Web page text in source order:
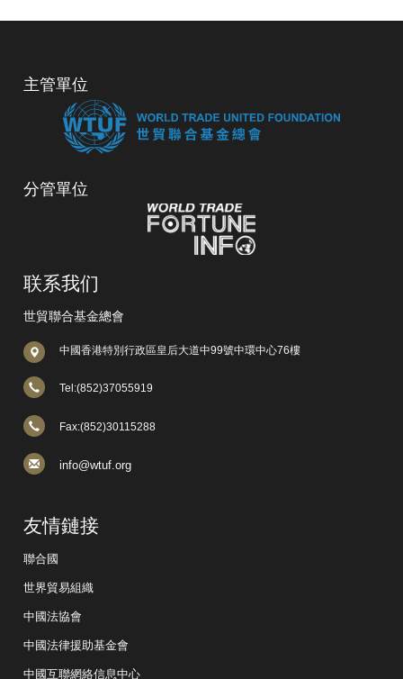
主管單位
分管單位
联系我们
世貿聯合基金總會
中國香港特別行政區皇后大道中99號中環中心76樓
Tel:(852)37055919
Fax:(852)30115288
info@wtuf.org
友情鏈接
聯合國
世界貿易組織
中國法協會
中國法律援助基金會
中國互聯網絡信息中心